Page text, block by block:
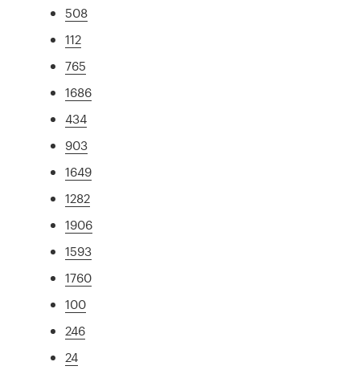
508
112
765
1686
434
903
1649
1282
1906
1593
1760
100
246
24